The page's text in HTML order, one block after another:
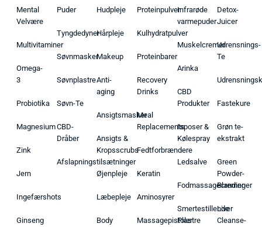
Mental
Velvære
Multivitaminer
Omega-
3
Probiotika
Magnesium
Zink
Jern
Ingefærshots
Ginseng
Puder
Tyngdedyner
Søvnmasker
Søvnplastre
Søvn-Te
CBD-
Dråber
Afslapningstilsætninger
Hudpleje
Hårpleje
Makeup
Anti-
aging
Ansigtsmasker
Ansigts &
Kropsscrubs
Øjenpleje
Læbepleje
Body
Proteinpulver
Kulhydratpulver
Proteinbarer
Recovery
Drinks
Meal
Replacements
Fedtforbrændere
Keratin
Aminosyrer
Massagepistoler
Infrarøde
varmepuder
Muskelcremer
Arinka
CBD
Produkter
Isposer &
Kølespray
Ledsalve
Fodmassagecremer
Smertestillende
Plastre
Detox-
Juicer
Udrensnings-
Te
Fastekure
Grøn te-
ekstrakt
Green
Powder-
Blandinger
Liver
Cleanse-